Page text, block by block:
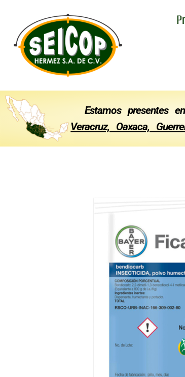
contenido
Estamos presentes
Veracruz, Oaxaca,